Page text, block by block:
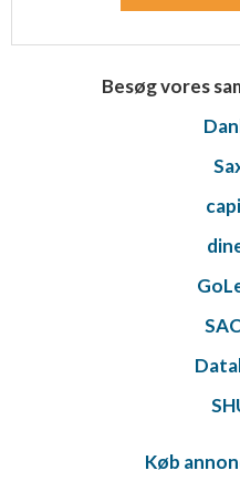
Besøg vores
Køb